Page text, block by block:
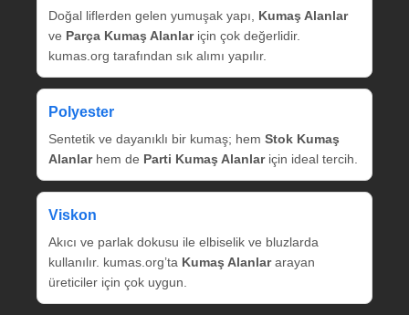
Doğal liflerden gelen yumuşak yapı, Kumaş Alanlar
ve Parça Kumaş Alanlariçin çok değerlidir.
kumas.org tarafından sık alımı yapılır.
Polyester
Sentetik ve dayanıklı bir kumaş; hem Stok Kumaş
Alanlarhem de Parti Kumaş Alanlariçin ideal tercih.
Viskon
Akıcı ve parlak dokusu ile elbiselik ve bluzlarda
kullanılır. kumas.org’ta Kumaş Alanlararayan
üreticiler için çok uygun.